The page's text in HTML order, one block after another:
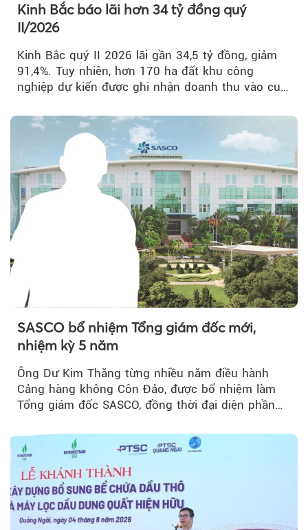
Kinh Bắc báo lãi hơn 34 tỷ đồng quý
II/2026
Kinh Bắc quý II 2026 lãi gần 34,5 tỷ đồng, giảm
91,4%. Tuy nhiên, hơn 170 ha đất khu công
nghiệp dự kiến được ghi nhận doanh thu vào cuối
SASCO bổ nhiệm Tổng giám đốc mới,
nhiệm kỳ 5 năm
Ông Dư Kim Thăng từng nhiều năm điều hành
Cảng hàng không Côn Đảo, được bổ nhiệm làm
Tổng giám đốc SASCO, đồng thời đại diện phần